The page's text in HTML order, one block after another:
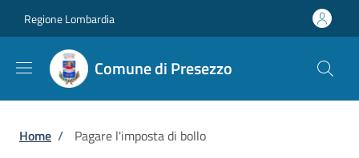
Regione Lombardia
Comune di Presezzo
Briciole di pane
Home / Pagare l'imposta di bollo